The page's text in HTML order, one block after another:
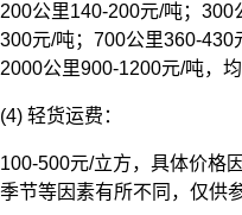
200公里140-200元/吨；
300元/吨；700公里360-430
2000公里900-1200元/吨，
(4) 轻货运费：
100-500元/立方，具体价格
季节等因素有所不同，仅供参